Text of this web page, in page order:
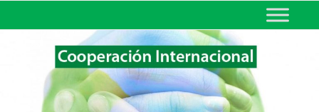
MINISTERIO DE EDUCACIÓN
DE CORRIENTES